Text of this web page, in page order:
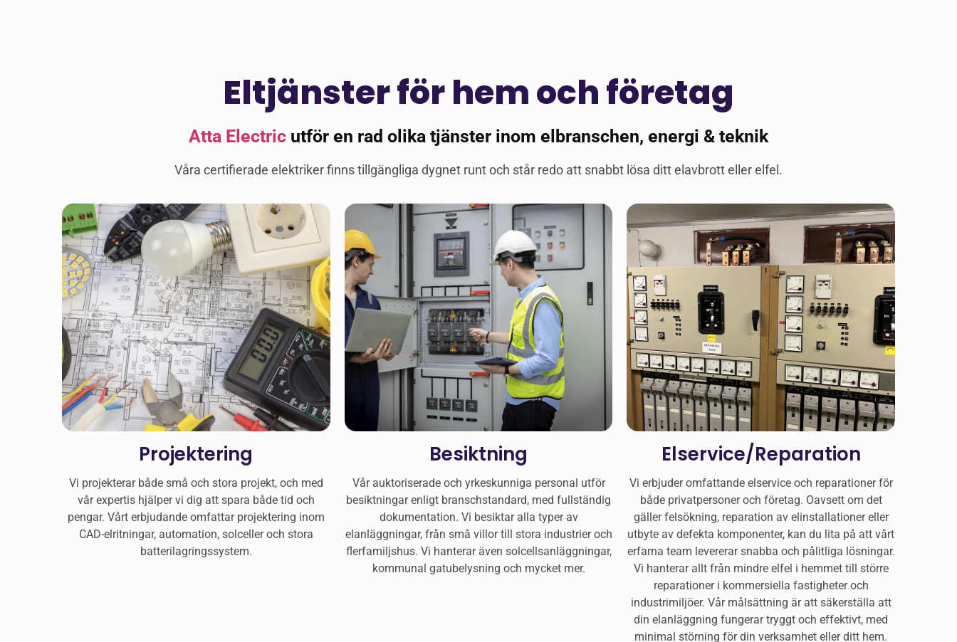
Eltjänster för hem och företag
Atta Electric utför en rad olika tjänster inom elbranschen, energi & teknik
Våra certifierade elektriker finns tillgängliga dygnet runt och står redo att snabbt lösa ditt elavbrott eller elfel.
Projektering
Vi projekterar både små och stora projekt, och med
vår expertis hjälper vi dig att spara både tid och
pengar. Vårt erbjudande omfattar projektering inom
CAD-elritningar, automation, solceller och stora
batterilagringssystem.
Besiktning
Vår auktoriserade och yrkeskunniga personal utför
besiktningar enligt branschstandard, med fullständig
dokumentation. Vi besiktar alla typer av
elanläggningar, från små villor till stora industrier och
flerfamiljshus. Vi hanterar även solcellsanläggningar,
kommunal gatubelysning och mycket mer.
Elservice/Reparation
Vi erbjuder omfattande elservice och reparationer för
både privatpersoner och företag. Oavsett om det
gäller felsökning, reparation av elinstallationer eller
utbyte av defekta komponenter, kan du lita på att vårt
erfarna team levererar snabba och pålitliga lösningar.
Vi hanterar allt från mindre elfel i hemmet till större
reparationer i kommersiella fastigheter och
industrimiljöer. Vår målsättning är att säkerställa att
din elanläggning fungerar tryggt och effektivt, med
minimal störning för din verksamhet eller ditt hem.